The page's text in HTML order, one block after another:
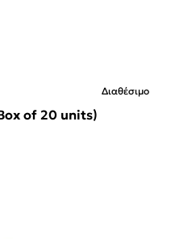
Διαθέσιμο
of 20 units)